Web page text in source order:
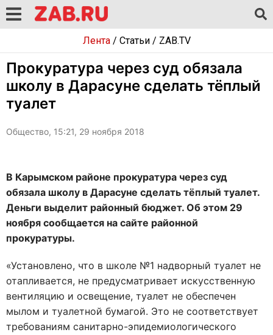
Лента/ Статьи/ ZAB.TV
Прокуратура через суд обязала
школу в Дарасуне сделать тёплый
туалет
Общество, 15:21, 29 ноября 2018
В Карымском районе прокуратура через суд
обязала школу в Дарасуне сделать тёплый туалет.
Деньги выделит районный бюджет. Об этом 29
ноября сообщается на сайте районной
прокуратуры.
«Установлено, что в школе №1 надворный туалет не
отапливается, не предусматривает искусственную
вентиляцию и освещение, туалет не обеспечен
мылом и туалетной бумагой. Это не соответствует
требованиям санитарно-эпидемиологического